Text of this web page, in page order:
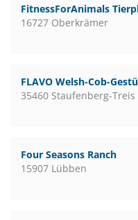
FitnessForAnimals
16727 Oberkrämer
FLAVO Welsh-Cob-
35460 Staufenberg-Treis
Four Seasons Ranch
15907 Lübben